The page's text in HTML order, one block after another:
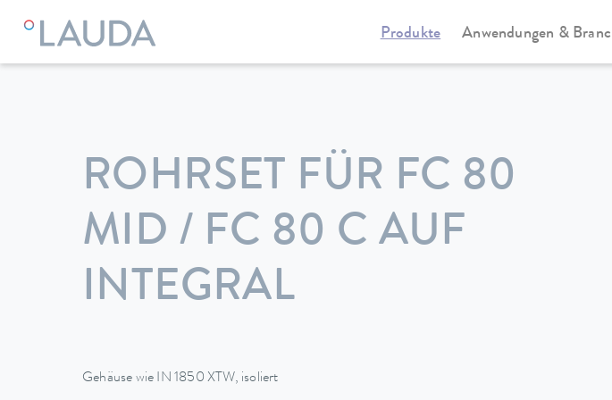
Produkte Anwendungen &
LAUDA Temperiergeräte
ROHRSET FÜR FC 80
MID / FC 80 C AUF
INTEGRAL
Gehäuse wie IN 1850 XTW, isoliert